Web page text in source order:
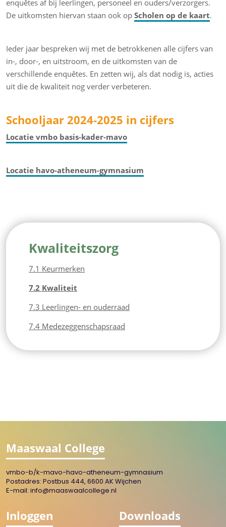
enquêtes af bij leerlingen, personeel en ouders/verzorgers.
De uitkomsten hiervan staan ook op Scholen op de kaart.
Ieder jaar bespreken wij met de betrokkenen alle cijfers van
in-, door-, en uitstroom, en de uitkomsten van de
verschillende enquêtes. En zetten wij, als dat nodig is, acties
uit die de kwaliteit nog verder verbeteren.
Schooljaar 2024-2025 in cijfers
Locatie vmbo basis-kader-mavo
Locatie havo-atheneum-gymnasium
Kwaliteitszorg
7.1 Keurmerken
7.2 Kwaliteit
7.3 Leerlingen- en ouderraad
7.4 Medezeggenschapsraad
Maaswaal College
vmbo-b/k-mavo-havo-atheneum-gymnasium
Postadres: Postbus 444, 6600 AK Wijchen
E-mail: info@maaswaalcollege.nl
Inloggen Downloads